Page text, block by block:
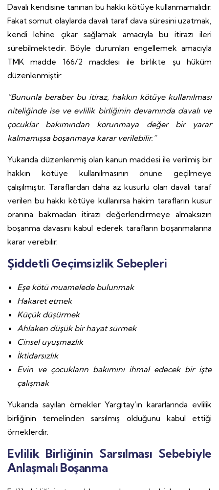
Davalı kendisine tanınan bu hakkı kötüye kullanmamalıdır.
Fakat somut olaylarda davalı taraf dava süresini uzatmak,
kendi lehine çıkar sağlamak amacıyla bu itirazı ileri
sürebilmektedir. Böyle durumları engellemek amacıyla
TMK madde 166/2 maddesi ile birlikte şu hüküm
düzenlenmiştir:
“Bununla beraber bu itiraz, hakkın kötüye kullanılması
niteliğinde ise ve evlilik birliğinin devamında davalı ve
çocuklar bakımından korunmaya değer bir yarar
kalmamışsa boşanmaya karar verilebilir.”
Yukarıda düzenlenmiş olan kanun maddesi ile verilmiş bir
hakkın kötüye kullanılmasının önüne geçilmeye
çalışılmıştır. Taraflardan daha az kusurlu olan davalı taraf
verilen bu hakkı kötüye kullanırsa hakim tarafların kusur
oranına bakmadan itirazı değerlendirmeye almaksızın
boşanma davasını kabul ederek tarafların boşanmalarına
karar verebilir.
Şiddetli Geçimsizlik Sebepleri
Eşe kötü muamelede bulunmak
Hakaret etmek
Küçük düşürmek
Ahlaken düşük bir hayat sürmek
Cinsel uyuşmazlık
İktidarsızlık
Evin ve çocukların bakımını ihmal edecek bir işte
çalışmak
Yukarıda sayılan örnekler Yargıtay’ın kararlarında evlilik
birliğinin temelinden sarsılmış olduğunu kabul ettiği
örneklerdir.
Evlilik Birliğinin Sarsılması Sebebiyle
Anlaşmalı Boşanma